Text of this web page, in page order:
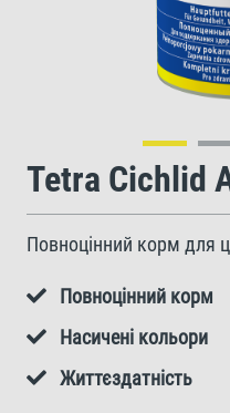
Tetra Cichlid
Повноцінний корм для
Повноцінний корм
Насичені кольори
Життєздатність